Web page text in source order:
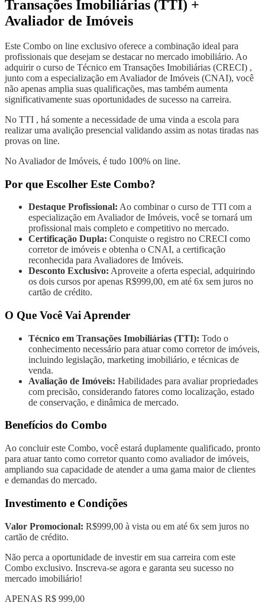
Transações Imobiliárias (TTI) +
Avaliador de Imóveis
Este Combo on line exclusivo oferece a combinação ideal para
profissionais que desejam se destacar no mercado imobiliário. Ao
adquirir o curso de Técnico em Transações Imobiliárias (CRECI) ,
junto com a especialização em Avaliador de Imóveis (CNAI), você
não apenas amplia suas qualificações, mas também aumenta
significativamente suas oportunidades de sucesso na carreira.
No TTI , há somente a necessidade de uma vinda a escola para
realizar uma avalição presencial validando assim as notas tiradas nas
provas on line.
No Avaliador de Imóveis, é tudo 100% on line.
Por que Escolher Este Combo?
Destaque Profissional: Ao combinar o curso de TTI com a
especialização em Avaliador de Imóveis, você se tornará um
profissional mais completo e competitivo no mercado.
Certificação Dupla: Conquiste o registro no CRECI como
corretor de imóveis e obtenha o CNAI, a certificação
reconhecida para Avaliadores de Imóveis.
Desconto Exclusivo: Aproveite a oferta especial, adquirindo
os dois cursos por apenas R$999,00, em até 6x sem juros no
cartão de crédito.
O Que Você Vai Aprender
Técnico em Transações Imobiliárias (TTI): Todo o
conhecimento necessário para atuar como corretor de imóveis,
incluindo legislação, marketing imobiliário, e técnicas de
venda.
Avaliação de Imóveis: Habilidades para avaliar propriedades
com precisão, considerando fatores como localização, estado
de conservação, e dinâmica de mercado.
Benefícios do Combo
Ao concluir este Combo, você estará duplamente qualificado, pronto
para atuar tanto como corretor quanto como avaliador de imóveis,
ampliando sua capacidade de atender a uma gama maior de clientes
e demandas do mercado.
Investimento e Condições
Valor Promocional: R$999,00 à vista ou em até 6x sem juros no
cartão de crédito.
Não perca a oportunidade de investir em sua carreira com este
Combo exclusivo. Inscreva-se agora e garanta seu sucesso no
mercado imobiliário!
APENAS R$ 999,00